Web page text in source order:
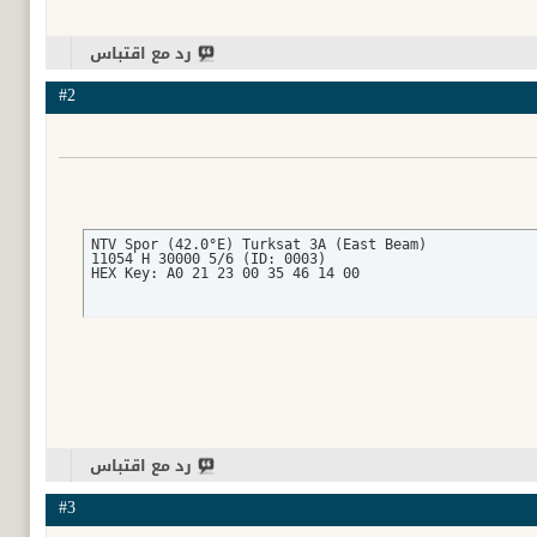
رد مع اقتباس
#2
NTV Spor (42.0°E) Turksat 3A (East Beam)
11054 H 30000 5/6 (ID: 0003)
HEX Key: A0 21 23 00 35 46 14 00
رد مع اقتباس
#3